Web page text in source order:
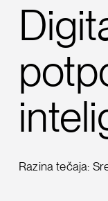
Razina tečaja: